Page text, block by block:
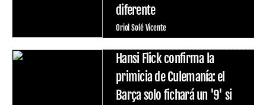
diferente
Oriol Solé Vicente
Hansi Flick confirma la
primicia de Culemanía: el
Barça solo fichará un '9' si